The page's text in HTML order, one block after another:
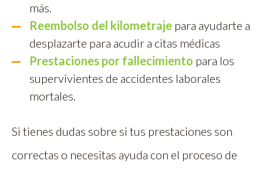
más.
Reembolso del kilometraje para ayudarte a
desplazarte para acudir a citas médicas
Prestaciones por fallecimiento para los
supervivientes de accidentes laborales
mortales.
Si tienes dudas sobre si tus prestaciones son
correctas o necesitas ayuda con el proceso de